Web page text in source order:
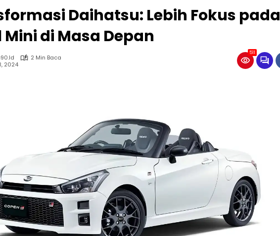
Daihatsu: Lebih Fokus pada
Mini di Masa Depan
2 Min Baca
2024
511